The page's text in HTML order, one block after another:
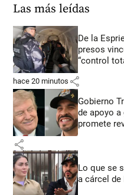
Las más leídas
De la
presos
“control
hace 20 minutos share
Gobierno
de apoyo
promete
share
Lo que se
a cárcel